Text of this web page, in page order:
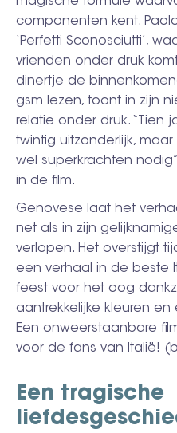
componenten kent.
‘Perfetti Sconosciutti’,
vrienden onder druk
dinertje de
gsm lezen, toont in zijn
relatie onder druk. “Tien
twintig uitzonderlijk,
wel superkrachten
in de film.
Genovese laat het
net als in zijn
verlopen. Het overstijgt
een verhaal in de beste
feest voor het oog
aantrekkelijke kleuren
Een onweerstaanbare
voor de fans van Italië!
Een tragische